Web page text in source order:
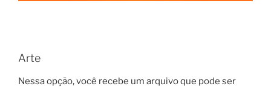
Arte
Nessa opção, você recebe um arquivo que pode ser